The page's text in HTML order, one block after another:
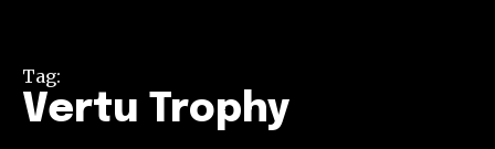
Tag:
Vertu Trophy